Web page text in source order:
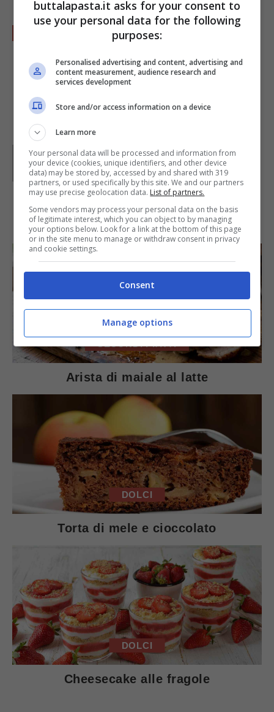
Mettete il cavoloin un piatto da portata e
accompagnando con pane fresco ocrostini
Foto didenkschema
Parole diDeborah Di Lucia
IN PRIMO PIANO
SECONDI PIATTI
Arista di maiale al latte
DOLCI
Torta di mele e cioccolato
DOLCI
Cheesecake alle fragole
buttalapasta.it asks for your consent to
use your personal data for the following
purposes:
Personalised advertising and content, advertising and
content measurement, audience research and
services development
Store and/or access information on a device
Learn more
Your personal data will be processed and information from
your device (cookies, unique identifiers, and other device
data) may be stored by, accessed by and shared with 319
partners, or used specifically by this site. We and our partners
may use precise geolocation data. List of partners.
Some vendors may process your personal data on the basis
of legitimate interest, which you can object to by managing
your options below. Look for a link at the bottom of this page
or in the site menu to manage or withdraw consent in privacy
and cookie settings.
Consent
Manage options